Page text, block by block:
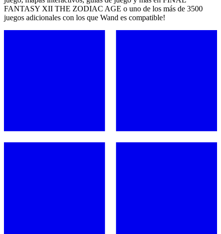
FANTASY XII THE ZODIAC AGE o uno de los más de 3500
juegos adicionales con los que Wand es compatible!